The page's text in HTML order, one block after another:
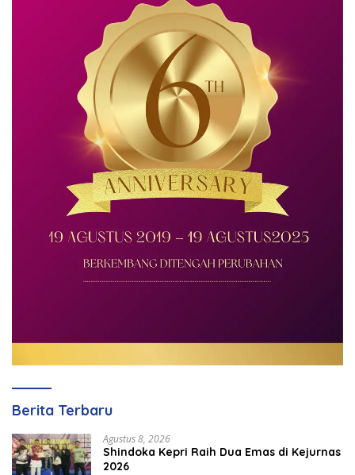
Berita Terbaru
Agustus 8, 2026
Shindoka Kepri Raih Dua Emas di Kejurnas
2026